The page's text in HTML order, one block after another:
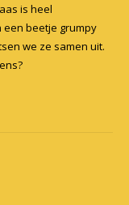
is heel
een beetje grumpy
we ze samen uit.